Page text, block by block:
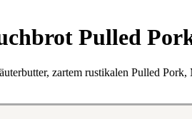
Pulled
zartem rustikalen Pulled Pork,